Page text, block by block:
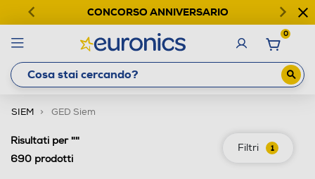
CONCORSO ANNIVERSARIO
0
SIEM GED Siem
Filtri 1
Risultati per""
690 prodotti